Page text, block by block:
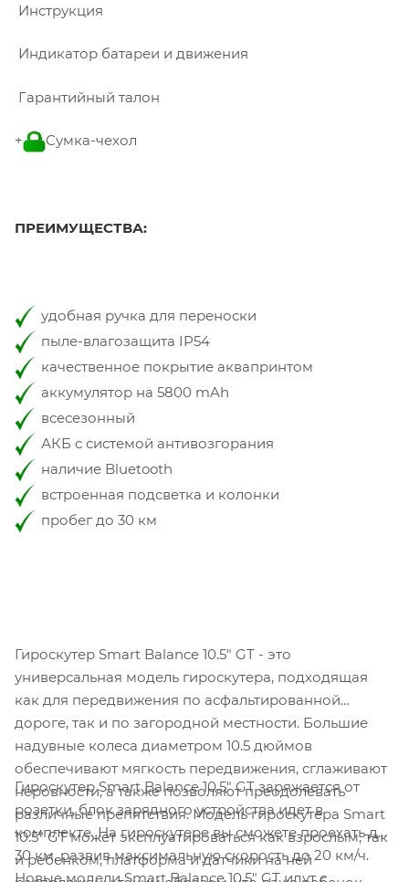
Инструкция
Индикатор батареи и движения
Гарантийный талон
+ Сумка-чехол
ПРЕИМУЩЕСТВА:
удобная ручка для переноски
пыле-влагозащита IP54
качественное покрытие аквапринтом
аккумулятор на 5800 mAh
всесезонный
АКБ с системой антивозгорания
наличие Bluetooth
встроенная подсветка и колонки
пробег до 30 км
Гироскутер Smart Balance 10.5" GT - это
универсальная модель гироскутера, подходящая
как для передвижения по асфальтированной
дороге, так и по загородной местности. Большие
надувные колеса диаметром 10.5 дюймов
обеспечивают мягкость передвижения, сглаживают
неровности, а также позволяют преодолевать
различные препятствия. Модель гироскутера Smart
10.5" GT может эксплуатироваться как взрослым, так
и ребенком, платформа и датчики на ней
Гироскутер Smart Balance 10.5" GT заряжается от
розетки, блок зарядного устройства идет в
комплекте. На гироскутере вы сможете проехать до
30 км, развив максимальную скорость до 20 км/ч.
Новые модели Smart Balance 10.5" GT идут с